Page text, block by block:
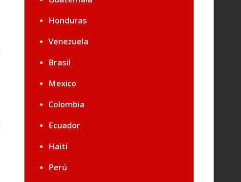
Honduras
Venezuela
Brasil
Mexico
Colombia
Ecuador
Haití
Perú